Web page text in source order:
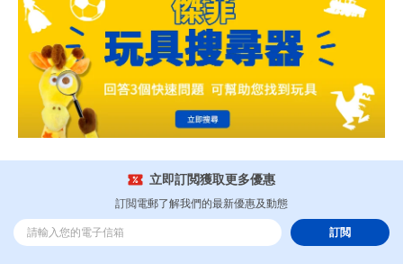
立即訂閲獲取更多優惠
訂閲電郵了解我們的最新優惠及動態
訂閲